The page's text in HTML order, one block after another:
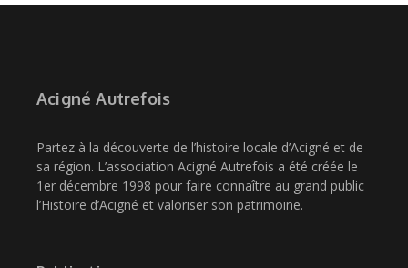
Acigné Autrefois
Partez à la découverte de l’histoire locale d’Acigné et de
sa région. L’association Acigné Autrefois a été créée le
1er décembre 1998 pour faire connaître au grand public
l’Histoire d’Acigné et valoriser son patrimoine.